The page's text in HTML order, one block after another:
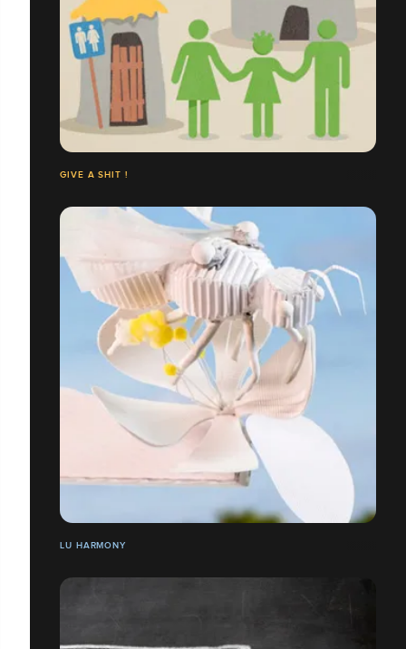
GIVE A SHIT !
LU HARMONY